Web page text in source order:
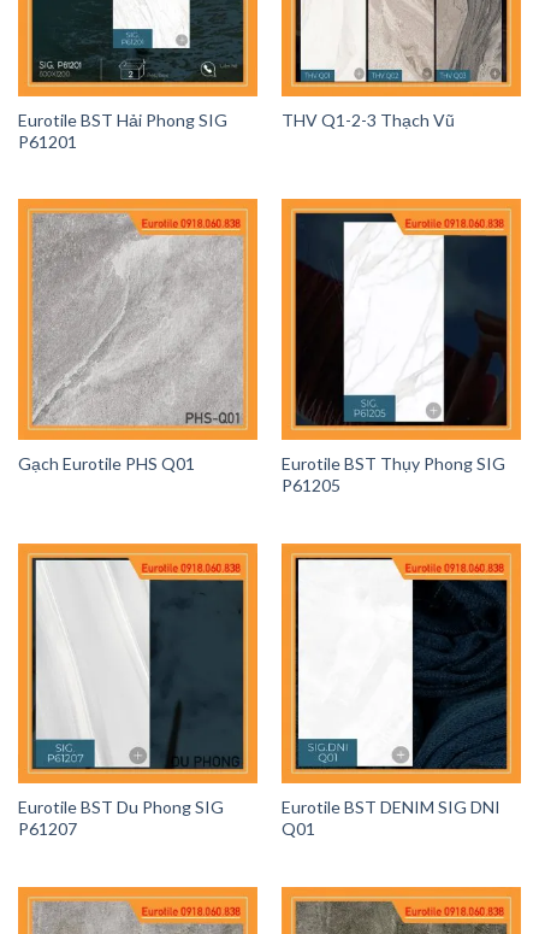
Eurotile BST Hải Phong SIG
P61201
THV Q1-2-3 Thạch Vũ
Gạch Eurotile PHS Q01
Eurotile BST Thụy Phong SIG
P61205
Eurotile BST Du Phong SIG
P61207
Eurotile BST DENIM SIG DNI
Q01